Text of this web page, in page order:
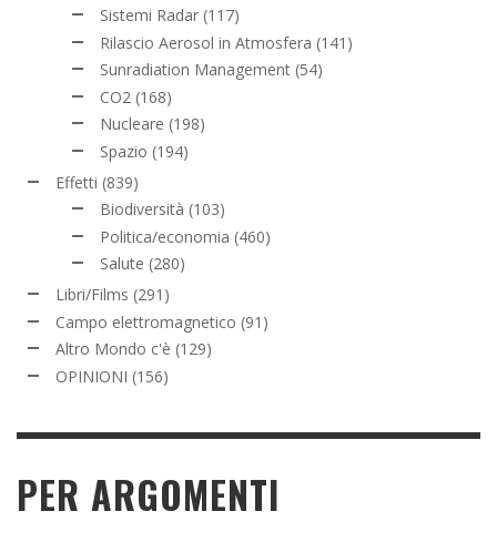
Sistemi Radar (117)
Rilascio Aerosol in Atmosfera (141)
Sunradiation Management (54)
CO2 (168)
Nucleare (198)
Spazio (194)
Effetti (839)
Biodiversità (103)
Politica/economia (460)
Salute (280)
Libri/Films (291)
Campo elettromagnetico (91)
Altro Mondo c'è (129)
OPINIONI (156)
PER ARGOMENTI